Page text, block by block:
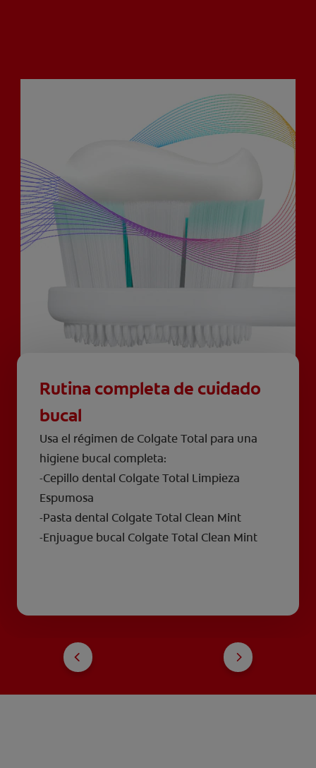
Rutina completa de cuidado
bucal
Usa el régimen de Colgate Total para una
higiene bucal completa:
-Cepillo dental Colgate Total Limpieza
Espumosa
-Pasta dental Colgate Total Clean Mint
-Enjuague bucal Colgate Total Clean Mint